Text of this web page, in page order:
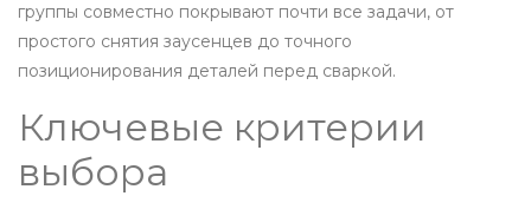
группы совместно покрывают почти все задачи, от
простого снятия заусенцев до точного
позиционирования деталей перед сваркой.
Ключевые критерии
выбора